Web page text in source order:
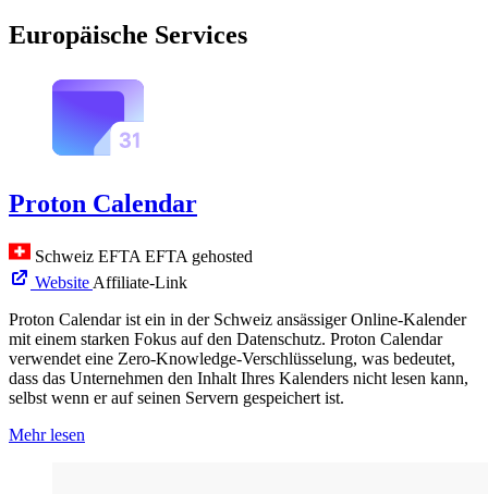
Europäische Services
Proton Calendar
Schweiz EFTA EFTA gehosted
Website Affiliate-Link
Proton Calendar ist ein in der Schweiz ansässiger Online-Kalender
mit einem starken Fokus auf den Datenschutz. Proton Calendar
verwendet eine Zero-Knowledge-Verschlüsselung, was bedeutet,
dass das Unternehmen den Inhalt Ihres Kalenders nicht lesen kann,
selbst wenn er auf seinen Servern gespeichert ist.
Mehr lesen